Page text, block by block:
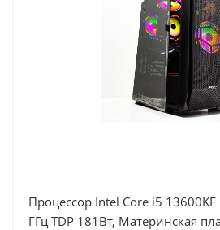
Процессор Intel Core i5
ГГц TDP 181Вт, Материнская